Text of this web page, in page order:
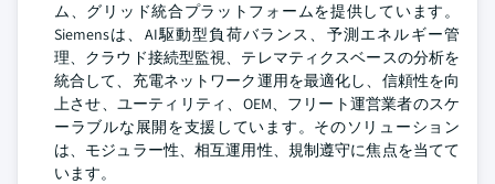
ム、グリッド統合プラットフォームを提供しています。
Siemensは、AI駆動型負荷バランス、予測エネルギー管
理、クラウド接続型監視、テレマティクスベースの分析を
統合して、充電ネットワーク運用を最適化し、信頼性を向
上させ、ユーティリティ、OEM、フリート運営業者のスケ
ーラブルな展開を支援しています。そのソリューション
は、モジュラー性、相互運用性、規制遵守に焦点を当てて
います。